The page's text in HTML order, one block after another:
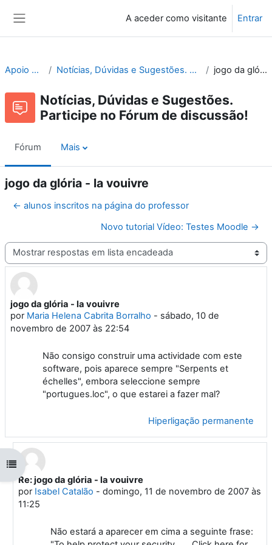
A aceder como visitante Entrar
Abrir índice da disciplina
Apoio ao Moodle Notícias, Dúvidas e Sugestões. Participe no Fórum de discussão! jogo da glória - la vouivre
Notícias, Dúvidas e Sugestões.
Participe no Fórum de discussão!
Fórum Mais
jogo da glória - la vouivre
← alunos inscritos na página do professor
Novo tutorial Vídeo: Testes Moodle →
Modo de visualização
jogo da glória - la vouivre
por Maria Helena Cabrita Borralho - sábado, 10 de
novembro de 2007 às 22:54
Número de respostas: 4
Não consigo construir uma actividade com este
software, pois aparece sempre "Serpents et
échelles", embora seleccione sempre
"portugues.loc", o que estarei a fazer mal?
Hiperligação permanente
Em resposta a 'Maria Helena Cabrita Borralho'
Re: jogo da glória - la vouivre
por Isabel Catalão - domingo, 11 de novembro de 2007 às
11:25
Não estará a aparecer em cima a seguinte frase: